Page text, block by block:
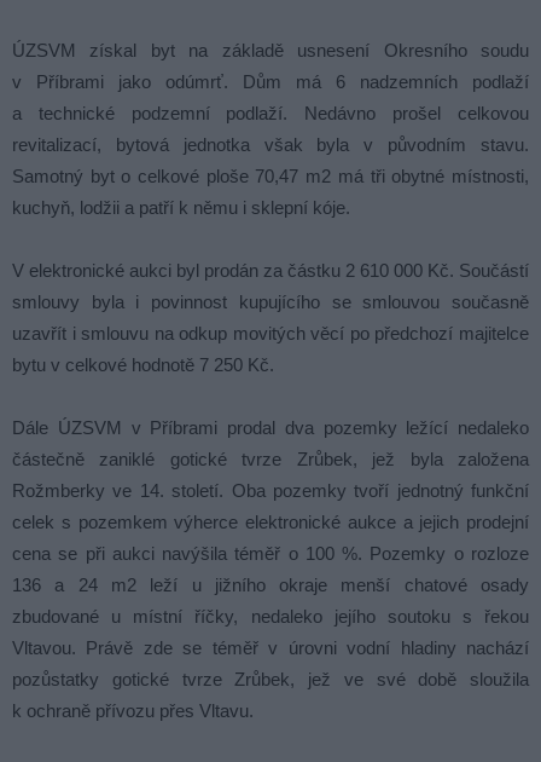
ÚZSVM získal byt na základě usnesení Okresního soudu
v Příbrami jako odúmrť. Dům má 6 nadzemních podlaží
a technické podzemní podlaží. Nedávno prošel celkovou
revitalizací, bytová jednotka však byla v původním stavu.
Samotný byt o celkové ploše 70,47 m2 má tři obytné místnosti,
kuchyň, lodžii a patří k němu i sklepní kóje.
V elektronické aukci byl prodán za částku 2 610 000 Kč. Součástí
smlouvy byla i povinnost kupujícího se smlouvou současně
uzavřít i smlouvu na odkup movitých věcí po předchozí majitelce
bytu v celkové hodnotě 7 250 Kč.
Dále ÚZSVM v Příbrami prodal dva pozemky ležící nedaleko
částečně zaniklé gotické tvrze Zrůbek, jež byla založena
Rožmberky ve 14. století. Oba pozemky tvoří jednotný funkční
celek s pozemkem výherce elektronické aukce a jejich prodejní
cena se při aukci navýšila téměř o 100 %. Pozemky o rozloze
136 a 24 m2 leží u jižního okraje menší chatové osady
zbudované u místní říčky, nedaleko jejího soutoku s řekou
Vltavou. Právě zde se téměř v úrovni vodní hladiny nachází
pozůstatky gotické tvrze Zrůbek, jež ve své době sloužila
k ochraně přívozu přes Vltavu.